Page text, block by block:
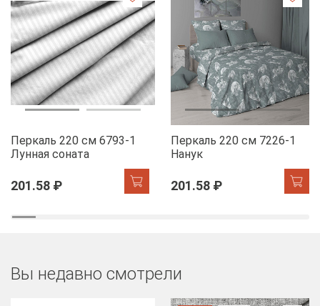
Перкаль 220 см 6793-1
Лунная соната
201.58 ₽
Перкаль 220 см 7226-1
Нанук
201.58 ₽
Вы недавно смотрели